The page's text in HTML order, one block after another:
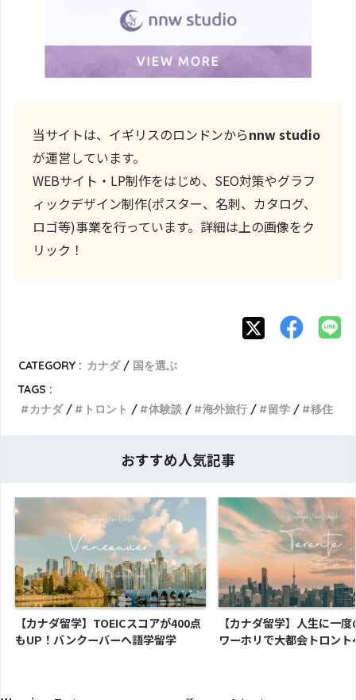
当サイトは、イギリスのロンドンからnnw studio
が運営しています。
WEBサイト・LP制作をはじめ、SEO対策やグラフ
ィックデザイン制作(ポスター、名刺、カタログ、
ロゴ等)事業を行っています。詳細は上の画像をク
リック！
CATEGORY : カナダ
国を選ぶ
TAGS :
カナダ
トロント 体験談 海外旅行 留学 移住
おすすめ人気記事
【カナダ留学】TOEICスコアが400点
もUP！バンクーバーへ語学留学
【カナダ留学】人生に一
ワーホリで大都会トロント